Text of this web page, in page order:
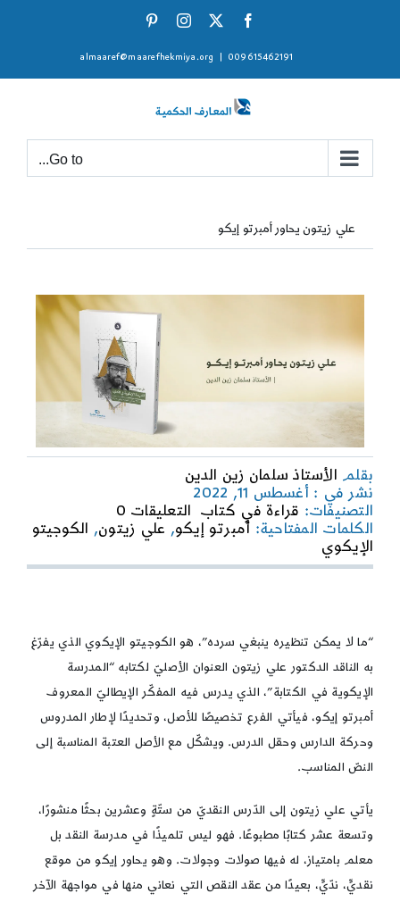
Facebook
X
Instagram
009615462191
almaaref@maarefhekmiya.org
Go to...
علي زيتون يحاور أمبرتو إيكو
بقلم الأستاذ سلمان زين الدين
نشر في : أغسطس 11, 2022
التصنيفات: قراءة في كتاب التعليقات 0
علي
يحاور
الكلمات المفتاحية: أمبرتو إيكو, علي زيتون, الكوجيتو
الإيكوي
“ما لا يمكن تنظيره ينبغي سرده”، هو الكوجيتو الإيكوي الذي يفرّغ
به الناقد الدكتور علي زيتون العنوان الأصليّ لكتابه “المدرسة
الإيكوية في الكتابة”، الذي يدرس فيه المفكّر الإيطاليّ المعروف
أمبرتو إيكو، فيأتي الفرع تخصيصًا للأصل، وتحديدًا لإطار المدروس
وحركة الدارس وحقل الدرس. ويشكّل مع الأصل العتبة المناسبة إلى
النصّ المناسب.
يأتي علي زيتون إلى الدّرس النقديّ من ستّةٍ وعشرين بحثًا منشورًا،
وتسعة عشر كتابًا مطبوعًا. فهو ليس تلميذًا في مدرسة النقد بل
معلم بامتياز، له فيها صولات وجولات. وهو يحاور إيكو من موقع
نقديٍّ، ندّيٍّ، بعيدًا من عقد النقص التي نعاني منها في مواجهة الآخر